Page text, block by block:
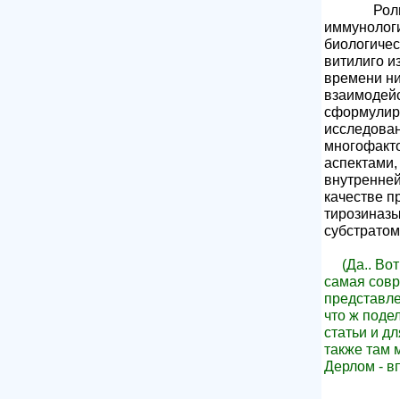
Роль
витилиго
времени
качестве
(Да..
самая
что ж
статьи и
также там
Дерлом -